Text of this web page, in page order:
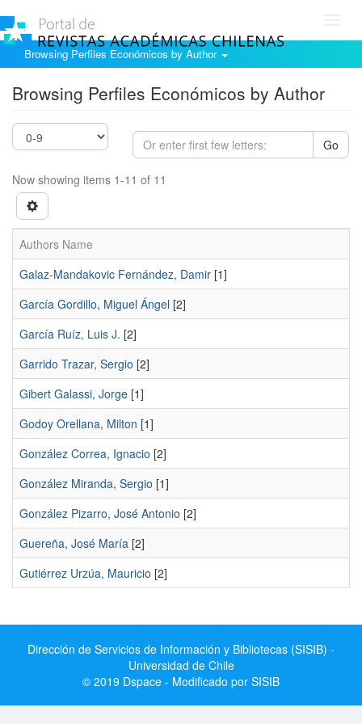
Browsing Perfiles Económicos by Author
Browsing Perfiles Económicos by Author
Go
Now showing items 1-11 of 11
Authors Name
Galaz-Mandakovic Fernández, Damir [1]
García Gordillo, Miguel Ángel [2]
García Ruíz, Luis J. [2]
Garrido Trazar, Sergio [2]
Gibert Galassi, Jorge [1]
Godoy Orellana, Milton [1]
González Correa, Ignacio [2]
González Miranda, Sergio [1]
González Pizarro, José Antonio [2]
Guereña, José María [2]
Gutiérrez Urzúa, Mauricio [2]
Dirección de Servicios de Información y Bibliotecas (SISIB) -
Universidad de Chile
© 2019 Dspace - Modificado por SISIB